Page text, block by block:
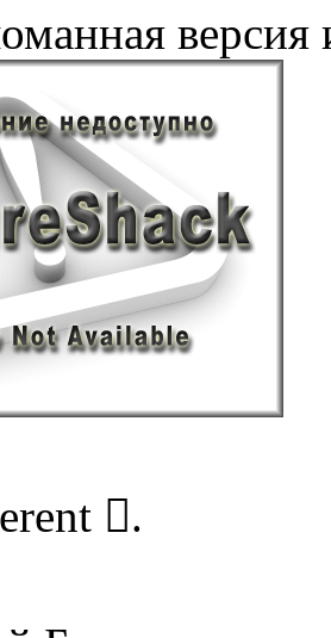
версия
.